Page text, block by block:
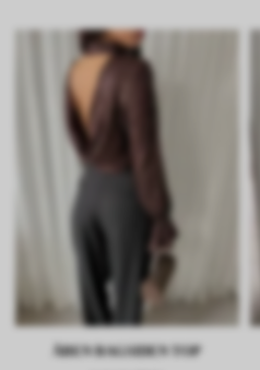
ÅBEN BAGSIDEN TOP